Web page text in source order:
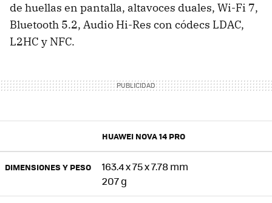
de huellas en pantalla, altavoces duales, Wi-Fi 7,
Bluetooth 5.2, Audio Hi-Res con códecs LDAC,
L2HC y NFC.
HUAWEI NOVA 14 PRO
DIMENSIONES Y PESO
163.4 x 75 x 7.78 mm
207 g